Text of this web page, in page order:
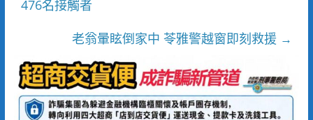
476名接觸者
老翁暈眩倒家中 苓雅警越窗即刻救援 →